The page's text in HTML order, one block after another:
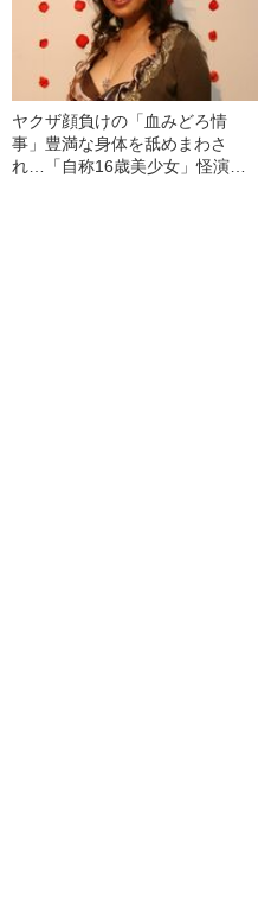
ヤクザ顔負けの「血みどろ情
事」豊満な身体を舐めまわさ
れ…「自称16歳美少女」怪演